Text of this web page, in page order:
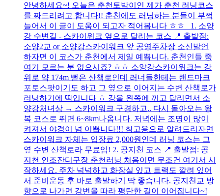
안녕하세요~! 오늘은 춘천토박이인 제가 춘천 러닝코스
를 짜드리려고 합니다!! 춘천에도 러닝하는 분들이 부쩍
늘어서 이 글이 도움이 되고자 적어봅니다 ㅎㅎ 1. 소양
강 수변길 - 스카이워크 옆으로 달리는 코스 📍 출발점:
소양2교 or 소양강스카이워크 앞 공영주차장 소신발언
하자면 이 코스가 춘천에서 제일 예쁩니다. 춘천인들 중
여기 모르는 분 없으시죠? ㅎㅎ 소양강스카이워크는 강
위로 약 174m 뻗은 산책로인데 러너들한테는 랜드마크
포토스팟이기도 하고 그 옆으로 이어지는 수변 산책로가
러닝하기에 딱입니다 ㅎ 강을 왼쪽에 끼고 달리면서 소
양강처녀상 → 스카이워크 구경하고.. 다시 돌아오는 왕
복 코스로 뛰면 6~8km나옵니다. 저녁에는 조명이 많이
켜져서 야경이 넘 이쁩니다!!! 참고용으로 알려드리자면
스카이워크 자체는 입장료 2,000원인데 러닝 코스는 그
옆 수변 산책로라 무료임! 2. 공지천 코스 📍 출발점: 공
지천 인조잔디구장 춘천러닝 처음이면 무조건 여기서 시
작하세요. 주차 넉넉하고 화장실 있고 트랙도 깔려 있어
서 준비운동 후 바로 출발하기 딱 좋습니다. 공지천교 방
향으로 나가면 강변을 따라 평탄한 길이 이어집니다~!